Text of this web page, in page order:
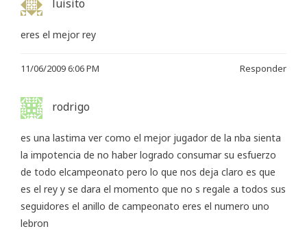
luisito
eres el mejor rey
11/06/2009 6:06 PM Responder
rodrigo
es una lastima ver como el mejor jugador de la nba sienta
la impotencia de no haber logrado consumar su esfuerzo
de todo elcampeonato pero lo que nos deja claro es que
es el rey y se dara el momento que no s regale a todos sus
seguidores el anillo de campeonato eres el numero uno
lebron